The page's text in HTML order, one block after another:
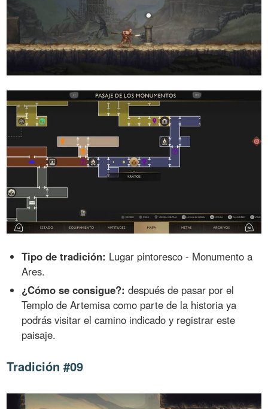
Tipo de tradición: Lugar pintoresco - Monumento a
Ares.
¿Cómo se consigue?: después de pasar por el
Templo de Artemisa como parte de la historia ya
podrás visitar el camino indicado y registrar este
paisaje.
Tradición #09